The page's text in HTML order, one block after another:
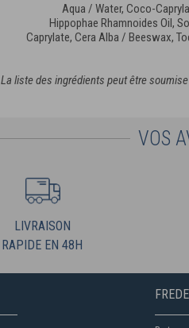
Aqua / Water, Coco-
Hippophae Rhamnoides Oil,
Caprylate, Cera Alba / Beeswax,
La liste des ingrédients peut être
VOS
LIVRAISON
RAPIDE EN 48H